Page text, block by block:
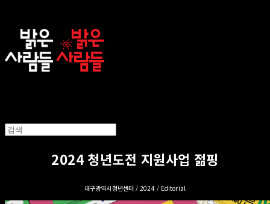
2024 청년도전 지원사업 젊핑
대구광역시청년센터 / 2024 / Editorial